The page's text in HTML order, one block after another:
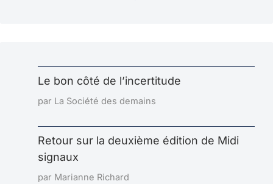
Le bon côté de l’incertitude
par La Société des demains
Retour sur la deuxième édition de Midi
signaux
par Marianne Richard